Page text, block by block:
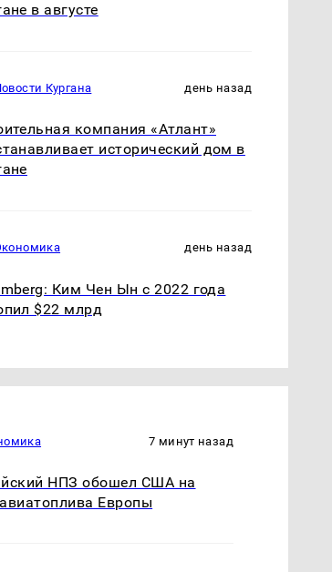
в августе
Кургана день назад
компания «Атлант»
исторический дом в
день назад
Ким Чен Ын с 2022 года
$22 млрд
7 минут назад
НПЗ обошел США на
Европы